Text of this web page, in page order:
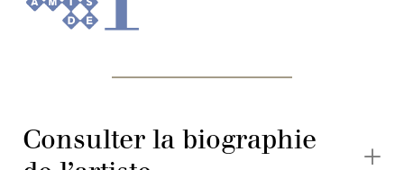
Consulter la biographie